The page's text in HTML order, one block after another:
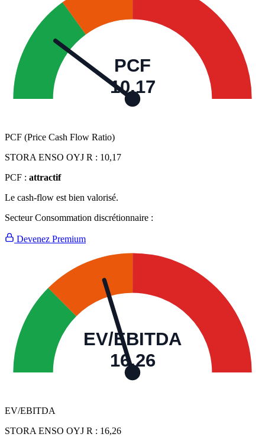
PCF
10,17
PCF (Price Cash Flow Ratio)
STORA ENSO OYJ R : 10,17
PCF : attractif
Le cash-flow est bien valorisé.
Secteur Consommation discrétionnaire :
Devenez Premium
EV/EBITDA
16,26
EV/EBITDA
STORA ENSO OYJ R : 16,26